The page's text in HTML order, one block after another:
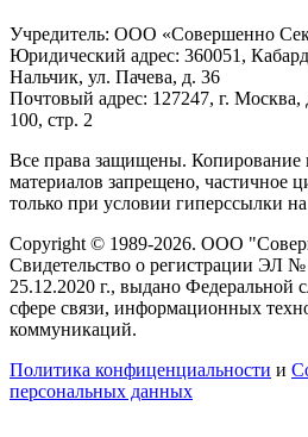
Учредитель: ООО «Совершенно
Юридический адрес: 360051,
Нальчик, ул. Пачева, д. 36
Почтовый адрес: 127247, г. Москва,
100, стр. 2
Все права защищены. Копирование
материалов запрещено, частичное
только при условии гиперссылки на
Copyright © 1989-2026. ООО
Свидетельство о регистрации ЭЛ
25.12.2020 г., выдано Федеральной
сфере связи, информационных
коммуникаций.
Политика конфиценциальности и
персональных данных